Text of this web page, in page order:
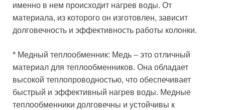
именно в нем происходит нагрев воды. От
материала, из которого он изготовлен, зависит
долговечность и эффективность работы колонки.
* Медный теплообменник: Медь – это отличный
материал для теплообменников. Она обладает
высокой теплопроводностью, что обеспечивает
быстрый и эффективный нагрев воды. Медные
теплообменники долговечны и устойчивы к